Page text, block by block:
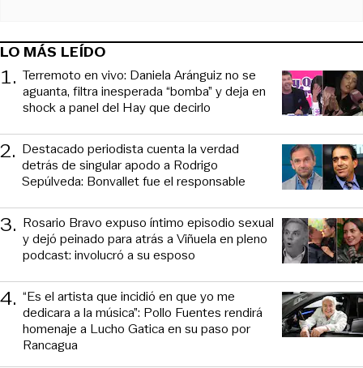
LO MÁS LEÍDO
1. Terremoto en vivo: Daniela Aránguiz no se
aguanta, filtra inesperada “bomba” y deja en
shock a panel del Hay que decirlo
2. Destacado periodista cuenta la verdad
detrás de singular apodo a Rodrigo
Sepúlveda: Bonvallet fue el responsable
3. Rosario Bravo expuso íntimo episodio sexual
y dejó peinado para atrás a Viñuela en pleno
podcast: involucró a su esposo
4. “Es el artista que incidió en que yo me
dedicara a la música”: Pollo Fuentes rendirá
homenaje a Lucho Gatica en su paso por
Rancagua